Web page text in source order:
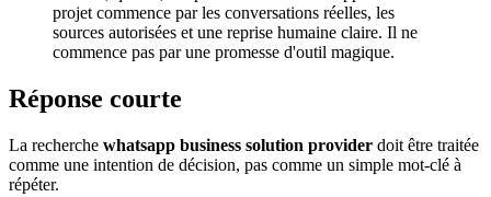
projet commence par les conversations réelles, les
sources autorisées et une reprise humaine claire. Il ne
commence pas par une promesse d'outil magique.
Réponse courte
La recherche whatsapp business solution provider doit être traitée
comme une intention de décision, pas comme un simple mot-clé à
répéter.